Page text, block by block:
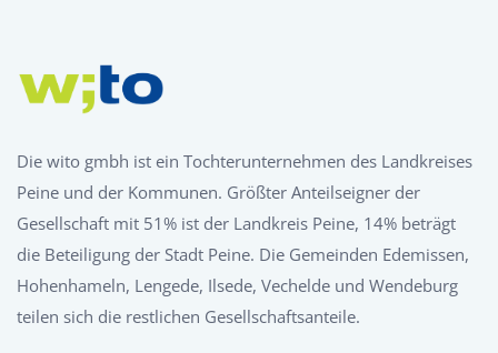
Die wito gmbh ist ein Tochterunternehmen des Landkreises
Peine und der Kommunen. Größter Anteilseigner der
Gesellschaft mit 51% ist der Landkreis Peine, 14% beträgt
die Beteiligung der Stadt Peine. Die Gemeinden Edemissen,
Hohenhameln, Lengede, Ilsede, Vechelde und Wendeburg
teilen sich die restlichen Gesellschaftsanteile.